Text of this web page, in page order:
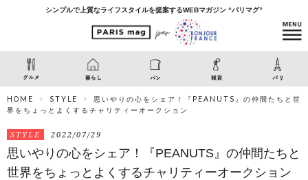
シンプルで上質なライフスタイルを提案するWEBマガジン “パリマグ”
HOME STYLE
思いやりの心をシェア！『PEANUTS』の仲間たちと世
界をちょっとよくするチャリティーオークション
STYLE 2022/07/29
思いやりの心をシェア！『PEANUTS』の仲間たちと
世界をちょっとよくするチャリティーオークション